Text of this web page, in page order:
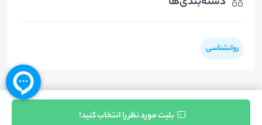
روانشناسی
بلیت مورد نظر را انتخاب کنید!